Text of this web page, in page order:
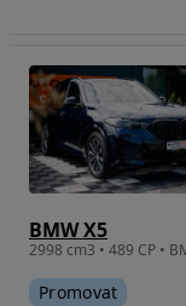
BMW X5
Promovat